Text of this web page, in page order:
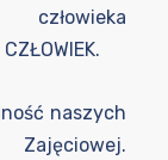
naszych